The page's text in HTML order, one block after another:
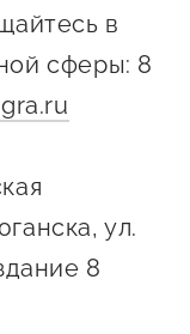
в
сферы: 8
ул.
8